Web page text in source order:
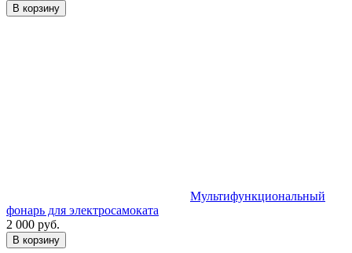
В корзину
Мультифункциональный
фонарь для электросамоката
2 000 руб.
В корзину